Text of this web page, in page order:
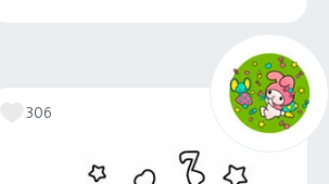
Распечатать и скачать
306